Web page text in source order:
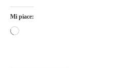
Mi piace: